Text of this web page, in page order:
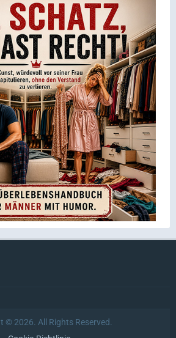
© 2026. All Rights Reserved.